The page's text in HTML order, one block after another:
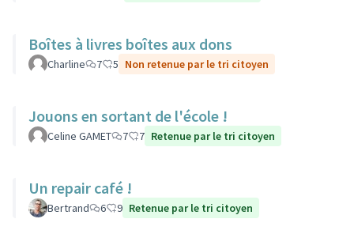
Boîtes à livres boîtes aux dons
Charline 7 5 Non retenue par le tri citoyen
Jouons en sortant de l'école !
Celine GAMET 7 7 Retenue par le tri citoyen
Un repair café !
Bertrand 6 9 Retenue par le tri citoyen